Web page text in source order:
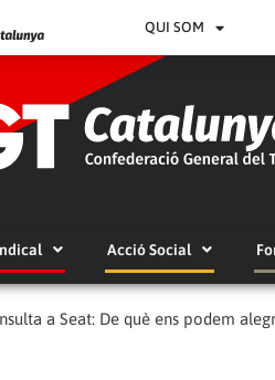
QUI SOM
Acció Social
a Seat: De què ens podem